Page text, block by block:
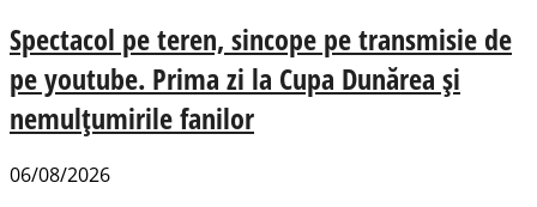
Spectacol pe teren, sincope pe transmisie de
pe youtube. Prima zi la Cupa Dunărea și
nemulțumirile fanilor
06/08/2026